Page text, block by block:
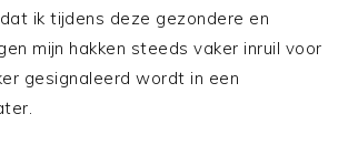
ik tijdens deze gezondere en
mijn hakken steeds vaker inruil voor
gesignaleerd wordt in een